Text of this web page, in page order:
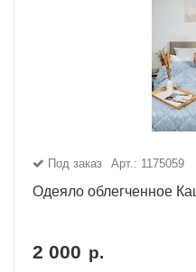
Под заказ Арт.: 1175059
Одеяло облегченное
2 000 р.